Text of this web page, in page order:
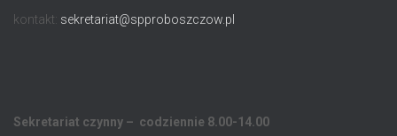
kontakt: sekretariat@spproboszczow.pl
Sekretariat czynny – codziennie 8.00-14.00